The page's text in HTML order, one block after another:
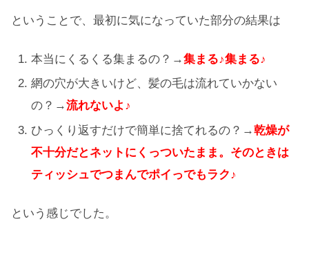
ということで、最初に気になっていた部分の結果は
本当にくるくる集まるの？→集まる♪集まる♪
網の穴が大きいけど、髪の毛は流れていかない
の？→流れないよ♪
ひっくり返すだけで簡単に捨てれるの？→乾燥が
不十分だとネットにくっついたまま。そのときは
ティッシュでつまんでポイっでもラク♪
という感じでした。